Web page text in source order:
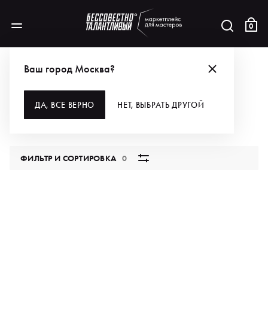
0
Ваш город Москва?
ДА, ВСЕ ВЕРНО НЕТ, ВЫБРАТЬ ДРУГОЙ
ОБЕРТЫВАНИЕ
ФИЛЬТР И СОРТИРОВКА0